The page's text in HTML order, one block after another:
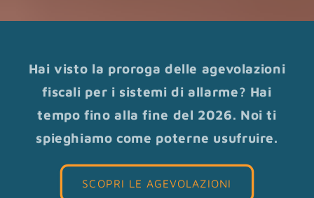
Hai visto la proroga delle agevolazioni
fiscali per i sistemi di allarme? Hai
tempo fino alla fine del 2026. Noi ti
spieghiamo come poterne usufruire.
SCOPRI LE AGEVOLAZIONI